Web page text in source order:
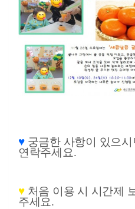
♥ 궁금한 사항이 있으
연락주세요.
♥ 처음 이용 시 시간제
주세요.